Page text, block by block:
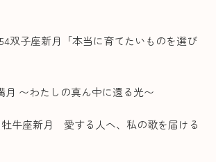
双子座新月「本当に育てたいものを選び
〜わたしの真ん中に還る光〜
牡牛座新月 愛する人へ、私の歌を届ける